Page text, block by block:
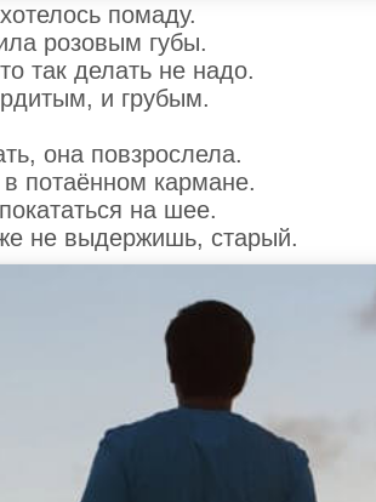
помаду.
розовым губы.
так делать не надо.
и грубым.
она повзрослела.
потаённом кармане.
на шее.
не выдержишь, старый.